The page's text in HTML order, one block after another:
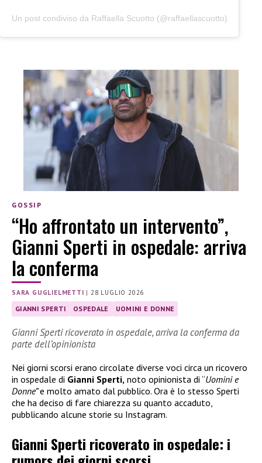
Un post condiviso da Raffaella Scuotto (@raffaellascuotto)
GOSSIP
“Ho affrontato un intervento”,
Gianni Sperti in ospedale: arriva
la conferma
SARA GUGLIELMETTI | 28 LUGLIO 2026
GIANNI SPERTI OSPEDALE UOMINI E DONNE
Gianni Sperti ricoverato in ospedale, arriva la conferma da
parte dell’opinionista
Nei giorni scorsi erano circolate diverse voci circa un ricovero
in ospedale di Gianni Sperti, noto opinionista di “Uomini e
Donne”e molto amato dal pubblico. Ora è lo stesso Sperti
che ha deciso di fare chiarezza su quanto accaduto,
pubblicando alcune storie su Instagram.
Gianni Sperti ricoverato in ospedale: i